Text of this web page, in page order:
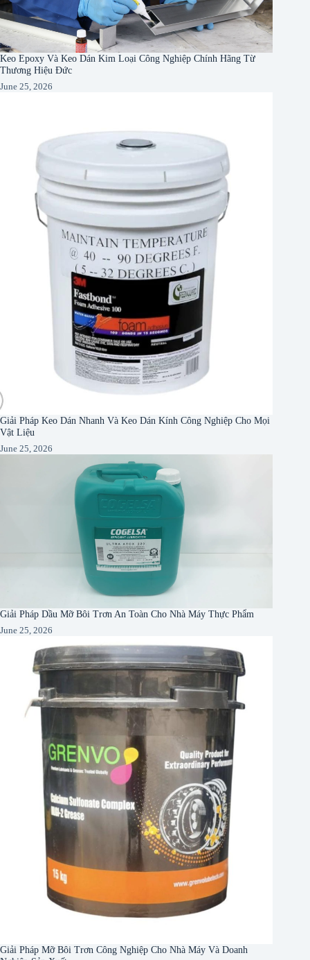
Keo Epoxy Và Keo Dán Kim Loại Công Nghiệp Chính Hãng Từ
Thương Hiệu Đức
June 25, 2026
Giải Pháp Keo Dán Nhanh Và Keo Dán Kính Công Nghiệp Cho Mọi
Vật Liệu
June 25, 2026
Giải Pháp Dầu Mỡ Bôi Trơn An Toàn Cho Nhà Máy Thực Phẩm
June 25, 2026
Giải Pháp Mỡ Bôi Trơn Công Nghiệp Cho Nhà Máy Và Doanh